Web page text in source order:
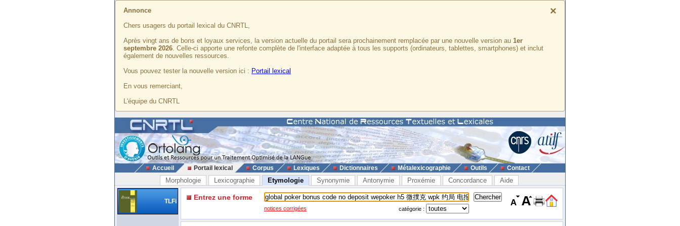
×
Annonce
Chers usagers du portail lexical du CNRTL,
Après vingt ans de bons et loyaux services, la version actuelle du portail sera prochainement remplacée par une nouvelle version au 1er
septembre 2026. Celle-ci apporte une refonte complète de l'interface adaptée à tous les supports (ordinateurs, tablettes, smartphones) et inclut
également de nouvelles ressources.
Vous pouvez tester la nouvelle version ici : Portail lexical
En vous remerciant,
L'équipe du CNRTL
Accueil Portail lexical Corpus Lexiques Dictionnaires Métalexicographie Outils Contact
Morphologie Lexicographie Etymologie Synonymie Antonymie Proxémie Concordance Aide
TLFi Entrez une forme
notices corrigées catégorie :